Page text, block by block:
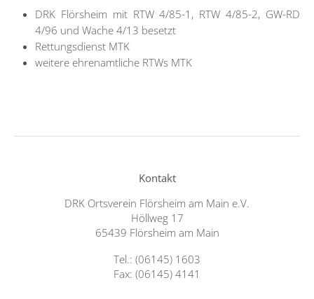
DRK Flörsheim mit RTW 4/85-1, RTW 4/85-2, GW-RD
4/96 und Wache 4/13 besetzt
Rettungsdienst MTK
weitere ehrenamtliche RTWs MTK
Kontakt
DRK Ortsverein Flörsheim am Main e.V.
Höllweg 17
65439 Flörsheim am Main
Tel.: (06145) 1603
Fax: (06145) 4141